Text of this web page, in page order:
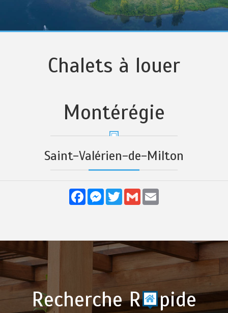
Chalets à louer
Montérégie
Saint-Valérien-de-Milton
FacebookMessenger
TwitterGmail
Recherche R pide